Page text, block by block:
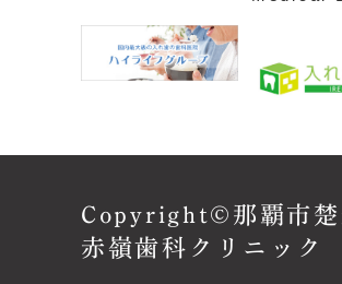
Copyright©那覇市楚
赤嶺歯科クリニック